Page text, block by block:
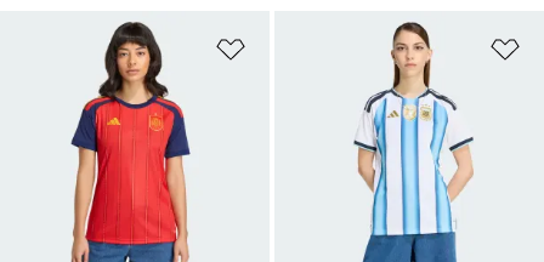
Adicionar à Lista de Desejos